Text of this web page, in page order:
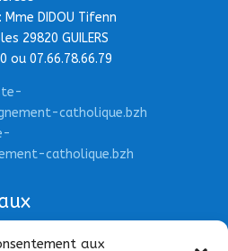
aux
Mme DIDOU Tifenn
29820 GUILERS
ou 07.66.78.66.79
catholique.bzh
catholique.bzh